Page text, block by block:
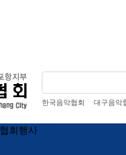
한국음악협회 대구음악
협회행사